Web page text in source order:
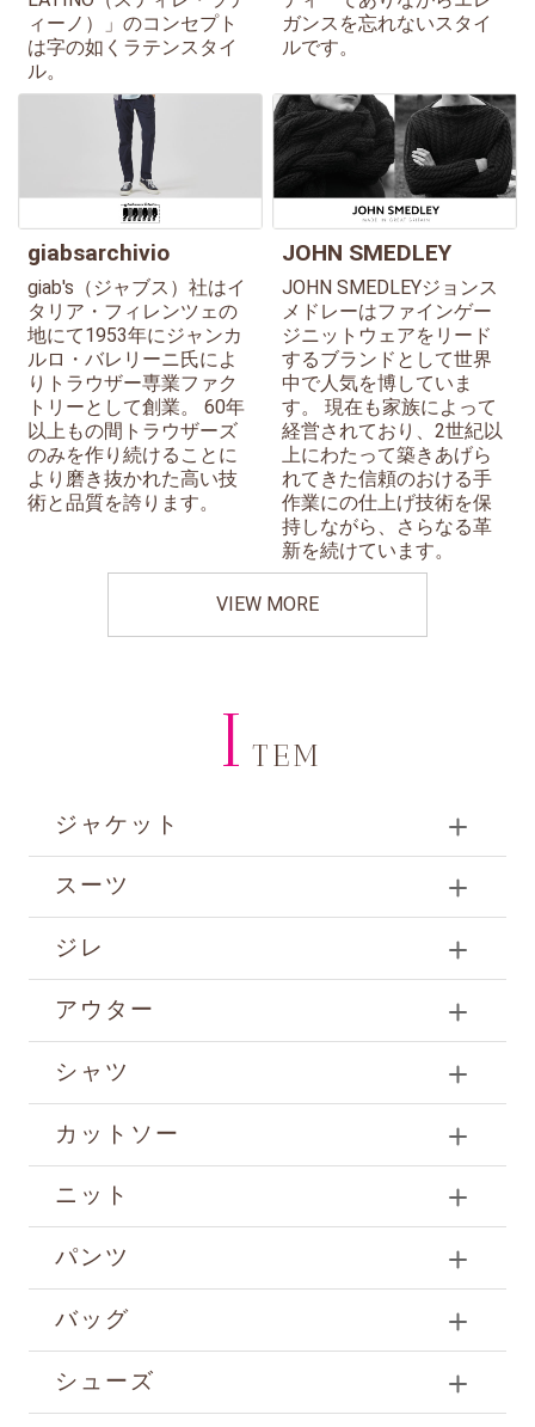
ィーノ）」のコンセプト
は字の如くラテンスタイ
ル。
ガンスを忘れないスタイ
ルです。
giabsarchivio
giab's（ジャブス）社はイ
タリア・フィレンツェの
地にて1953年にジャンカ
ルロ・バレリーニ氏によ
りトラウザー専業ファク
トリーとして創業。 60年
以上もの間トラウザーズ
のみを作り続けることに
より磨き抜かれた高い技
術と品質を誇ります。
JOHN SMEDLEY
JOHN SMEDLEYジョンス
メドレーはファインゲー
ジニットウェアをリード
するブランドとして世界
中で人気を博していま
す。 現在も家族によって
経営されており、2世紀以
上にわたって築きあげら
れてきた信頼のおける手
作業にの仕上げ技術を保
持しながら、さらなる革
新を続けています。
VIEW MORE
I TEM
ジャケット
スーツ
ジレ
アウター
シャツ
カットソー
ニット
パンツ
バッグ
シューズ